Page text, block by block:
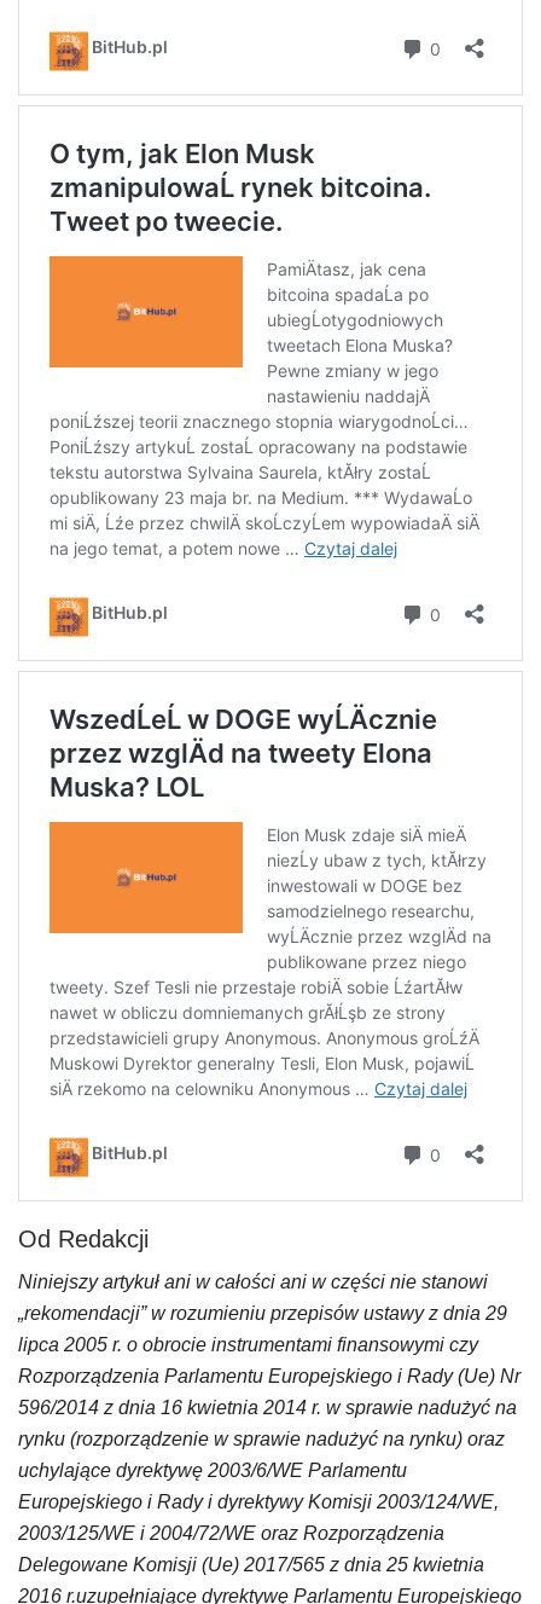
Od Redakcji
Niniejszy artykuł ani w całości ani w części nie stanowi
„rekomendacji” w rozumieniu przepisów ustawy z dnia 29
lipca 2005 r. o obrocie instrumentami finansowymi czy
Rozporządzenia Parlamentu Europejskiego i Rady (Ue) Nr
596/2014 z dnia 16 kwietnia 2014 r. w sprawie nadużyć na
rynku (rozporządzenie w sprawie nadużyć na rynku) oraz
uchylające dyrektywę 2003/6/WE Parlamentu
Europejskiego i Rady i dyrektywy Komisji 2003/124/WE,
2003/125/WE i 2004/72/WE oraz Rozporządzenia
Delegowane Komisji (Ue) 2017/565 z dnia 25 kwietnia
2016 r.uzupełniające dyrektywę Parlamentu Europejskiego